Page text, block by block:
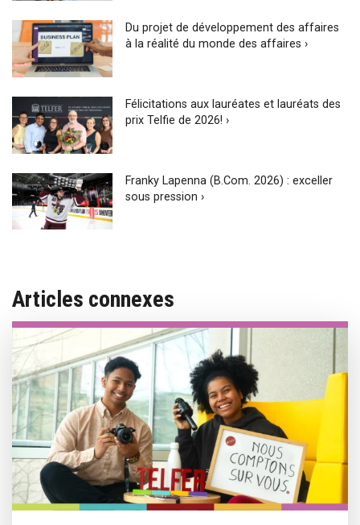
Du projet de développement des affaires
à la réalité du monde des affaires ›
Félicitations aux lauréates et lauréats des
prix Telfie de 2026! ›
Franky Lapenna (B.Com. 2026) : exceller
sous pression ›
Articles connexes